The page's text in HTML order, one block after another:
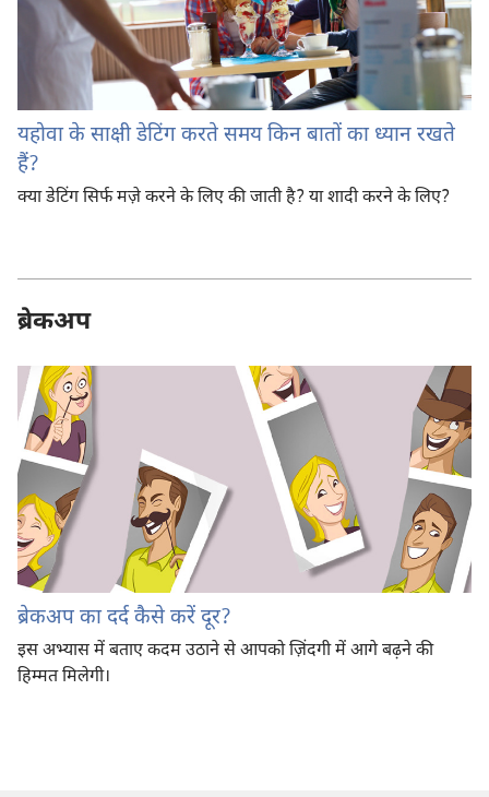
यहोवा के साक्षी डेटिंग करते समय किन बातों का ध्यान रखते
हैं?
क्या डेटिंग सिर्फ मज़े करने के लिए की जाती है? या शादी करने के लिए?
ब्रेकअप
ब्रेकअप का दर्द कैसे करें दूर?
इस अभ्यास में बताए कदम उठाने से आपको ज़िंदगी में आगे बढ़ने की
हिम्मत मिलेगी।